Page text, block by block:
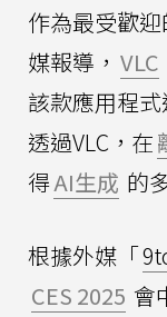
作為最受歡
媒報導， VLC
該款應用程
透過VLC，在
得AI生成 的
根據外媒「
CES 2025 會